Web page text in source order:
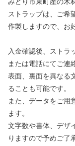
みどり市東町産の木
ストラップは、ご希
作製しますので、お
入金確認後、ストラ
または電話にてご連
表面、裏面を異なる
ることも可能です。
また、データをご用
ます。
文字数や書体、デザ
りますので予めご了